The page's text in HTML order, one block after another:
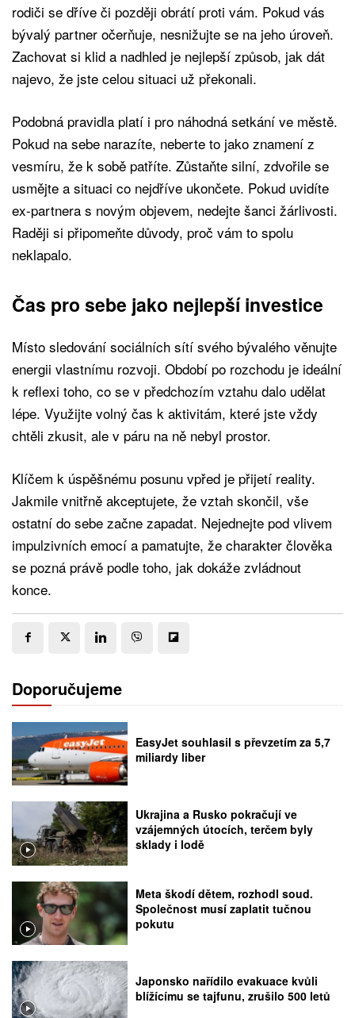
rodiči se dříve či později obrátí proti vám. Pokud vás
bývalý partner očerňuje, nesnižujte se na jeho úroveň.
Zachovat si klid a nadhled je nejlepší způsob, jak dát
najevo, že jste celou situaci už překonali.
Podobná pravidla platí i pro náhodná setkání ve městě.
Pokud na sebe narazíte, neberte to jako znamení z
vesmíru, že k sobě patříte. Zůstaňte silní, zdvořile se
usmějte a situaci co nejdříve ukončete. Pokud uvidíte
ex-partnera s novým objevem, nedejte šanci žárlivosti.
Raději si připomeňte důvody, proč vám to spolu
neklapalo.
Čas pro sebe jako nejlepší investice
Místo sledování sociálních sítí svého bývalého věnujte
energii vlastnímu rozvoji. Období po rozchodu je ideální
k reflexi toho, co se v předchozím vztahu dalo udělat
lépe. Využijte volný čas k aktivitám, které jste vždy
chtěli zkusit, ale v páru na ně nebyl prostor.
Klíčem k úspěšnému posunu vpřed je přijetí reality.
Jakmile vnitřně akceptujete, že vztah skončil, vše
ostatní do sebe začne zapadat. Nejednejte pod vlivem
impulzivních emocí a pamatujte, že charakter člověka
se pozná právě podle toho, jak dokáže zvládnout
konce.
Doporučujeme
EasyJet souhlasil s převzetím za 5,7
miliardy liber
Ukrajina a Rusko pokračují ve
vzájemných útocích, terčem byly
sklady i lodě
Meta škodí dětem, rozhodl soud.
Společnost musí zaplatit tučnou
pokutu
Japonsko nařídilo evakuace kvůli
blížícímu se tajfunu, zrušilo 500 letů